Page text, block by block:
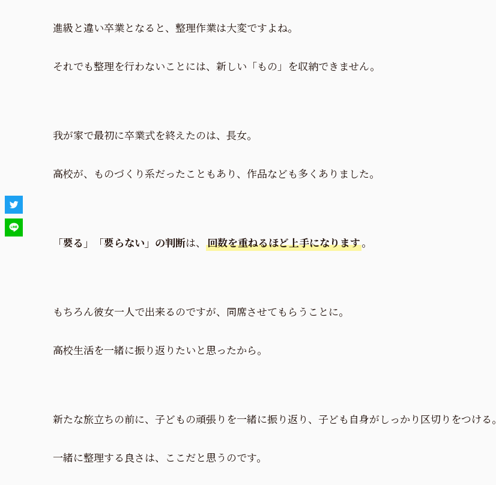
進級と違い卒業となると、整理作業は大変ですよね。
それでも整理を行わないことには、新しい「もの」を収納できません。
我が家で最初に卒業式を終えたのは、長女。
高校が、ものづくり系だったこともあり、作品なども多くありました。
「要る」 「要らない」の判断は、 回数を重ねるほど上手になります。
もちろん彼女一人で出来るのですが、同席させてもらうことに。
高校生活を一緒に振り返りたいと思ったから。
新たな旅立ちの前に、子どもの頑張りを一緒に振り返り、子ども自身がしっかり区切りをつける。
一緒に整理する良さは、ここだと思うのです。